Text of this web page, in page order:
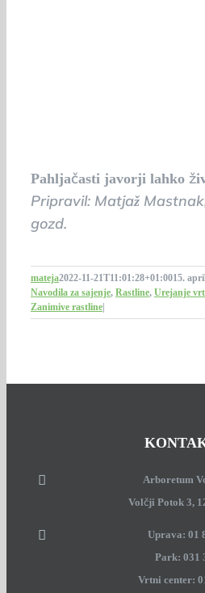
Pahljačasti javorji lahko
Pripravil: Matjaž
gozd.
mateja2022-11-21T11:01:28+01:0015.
Navodila za sajenje, Rastline, Urejanje
Zanimive rastline
Arboretum
Volčji Potok 3,
Uprava: 01
Park: 031
Vrtni center: